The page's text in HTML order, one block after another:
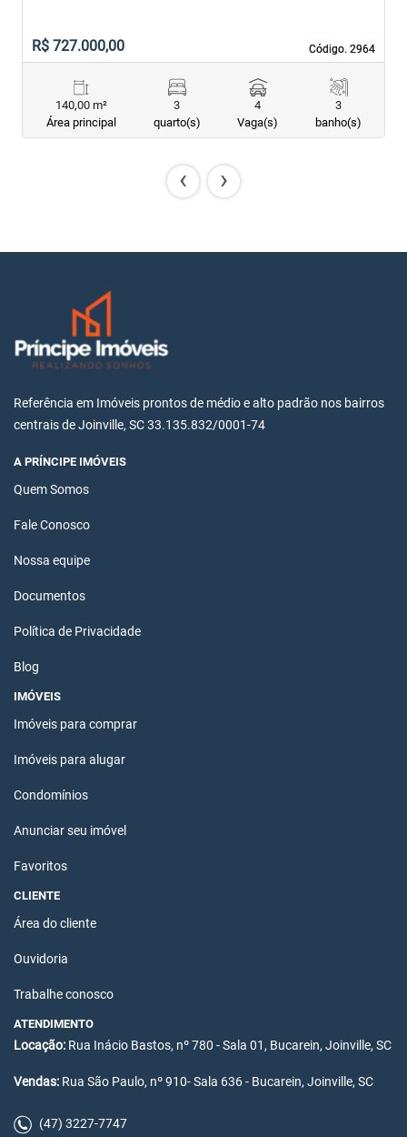
Código. 2964
Código. 2964
R$ 727.000,00
140,00 m²
Área principal
3
quarto(s)
4
Vaga(s)
3
banho(s)
‹ ›
Referência em Imóveis prontos de médio e alto padrão nos bairros
centrais de Joinville, SC 33.135.832/0001-74
A PRÍNCIPE IMÓVEIS
Quem Somos
Fale Conosco
Nossa equipe
Documentos
Política de Privacidade
Blog
IMÓVEIS
Imóveis para comprar
Imóveis para alugar
Condomínios
Anunciar seu imóvel
Favoritos
CLIENTE
Área do cliente
Ouvidoria
Trabalhe conosco
ATENDIMENTO
Locação: Rua Inácio Bastos, nº 780 - Sala 01, Bucarein, Joinville, SC
Vendas: Rua São Paulo, nº 910- Sala 636 - Bucarein, Joinville, SC
(47) 3227-7747